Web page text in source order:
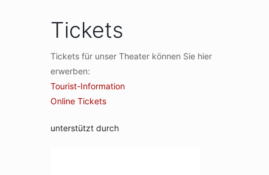
Tickets
Tickets für unser Theater können Sie hier
erwerben:
Tourist-Information
Online Tickets
unterstützt durch